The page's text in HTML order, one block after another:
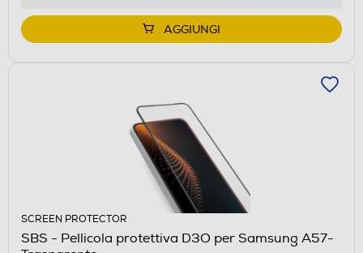
AGGIUNGI
SCREEN PROTECTOR
SBS - Pellicola protettiva D3O per Samsung A57-